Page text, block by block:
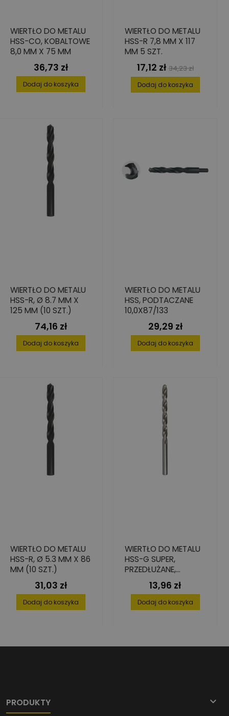
WIERTŁO DO METALU
HSS-CO, KOBALTOWE
8,0 MM X 75 MM
Cena
36,73 zł
Dodaj do koszyka
WIERTŁO DO METALU
HSS-R 7,8 MM X 117
MM 5 SZT.
Cena
17,12 zł Cena
podstawowa
34,23 zł
Dodaj do koszyka
WIERTŁO DO METALU
HSS-R, Ø 8.7 MM X
125 MM (10 SZT.)
Cena
74,16 zł
Dodaj do koszyka
WIERTŁO DO METALU
HSS, PODTACZANE
10,0X87/133
Cena
29,29 zł
Dodaj do koszyka
WIERTŁO DO METALU
HSS-R, Ø 5.3 MM X 86
MM (10 SZT.)
Cena
31,03 zł
Dodaj do koszyka
WIERTŁO DO METALU
HSS-G SUPER,
PRZEDŁUŻANE,
6,0X92/139
Cena
13,96 zł
Dodaj do koszyka
PRODUKTY 